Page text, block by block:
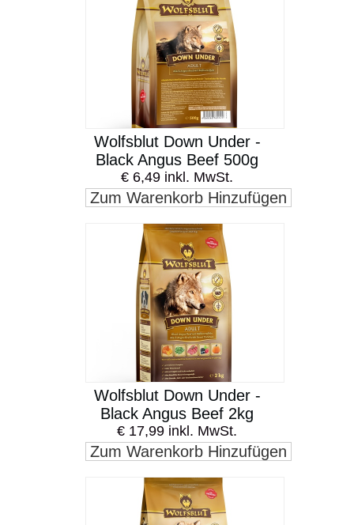
Wolfsblut Down Under -
Black Angus Beef 500g
€ 6,49 inkl. MwSt.
Zum Warenkorb Hinzufügen
Wolfsblut Down Under -
Black Angus Beef 2kg
€ 17,99 inkl. MwSt.
Zum Warenkorb Hinzufügen